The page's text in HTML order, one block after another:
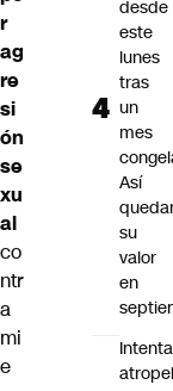
r
ag
re
si
ón
se
xu
al
co
ntr
a
mi
e
desde
este
lunes
tras
un
mes
Así
su
valor
en